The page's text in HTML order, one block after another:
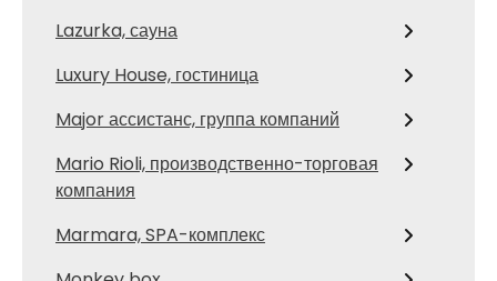
Lazurka, сауна
Luxury House, гостиница
Major ассистанс, группа компаний
Mario Rioli, производственно-торговая
компания
Marmara, SPA-комплекс